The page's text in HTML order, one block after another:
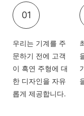
01
우리는 기계를 주
문하기 전에 고객
이 흑연 주형에 대
한 디자인을 자유
롭게 제공합니다.